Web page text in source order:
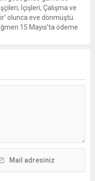
İçişleri, Çalışma ve
olunca eve dönmüştü.
15 Mayıs’ta ödeme